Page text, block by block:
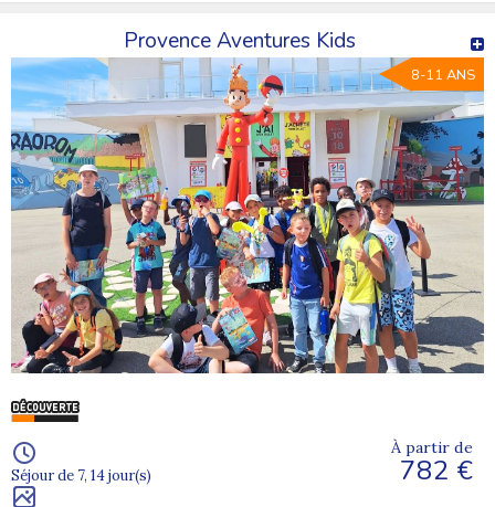
Provence Aventures Kids
8-11 ANS
Séjour de 7, 14 jour(s)
À partir de
782 €